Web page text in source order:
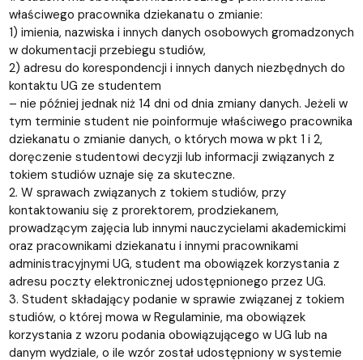
właściwego pracownika dziekanatu o zmianie:
1) imienia, nazwiska i innych danych osobowych gromadzonych
w dokumentacji przebiegu studiów,
2) adresu do korespondencji i innych danych niezbędnych do
kontaktu UG ze studentem
– nie później jednak niż 14 dni od dnia zmiany danych. Jeżeli w
tym terminie student nie poinformuje właściwego pracownika
dziekanatu o zmianie danych, o których mowa w pkt 1 i 2,
doręczenie studentowi decyzji lub informacji związanych z
tokiem studiów uznaje się za skuteczne.
2. W sprawach związanych z tokiem studiów, przy
kontaktowaniu się z prorektorem, prodziekanem,
prowadzącym zajęcia lub innymi nauczycielami akademickimi
oraz pracownikami dziekanatu i innymi pracownikami
administracyjnymi UG, student ma obowiązek korzystania z
adresu poczty elektronicznej udostępnionego przez UG.
3. Student składający podanie w sprawie związanej z tokiem
studiów, o której mowa w Regulaminie, ma obowiązek
korzystania z wzoru podania obowiązującego w UG lub na
danym wydziale, o ile wzór został udostępniony w systemie